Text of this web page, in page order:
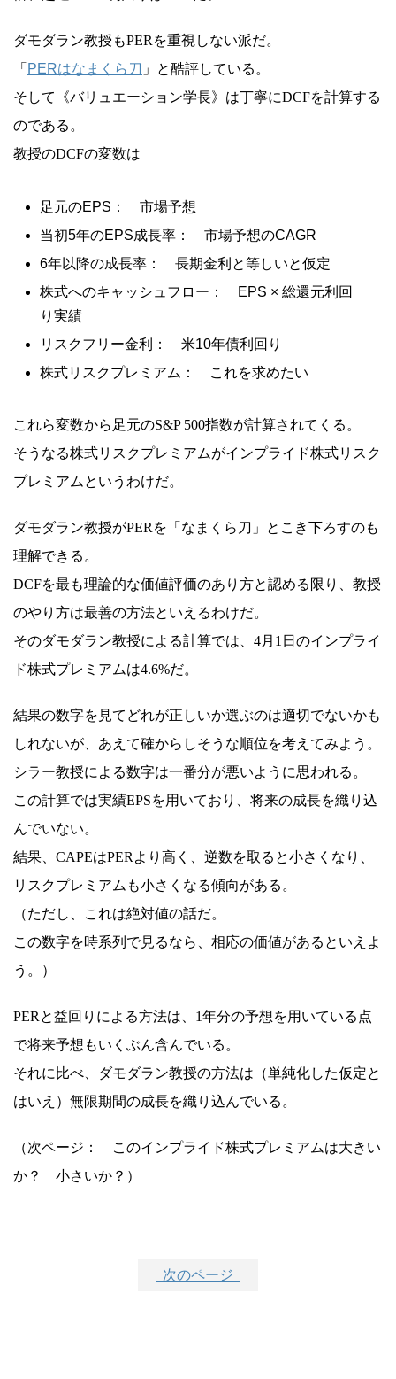
ダモダラン教授もPERを重視しない派だ。
「 PERはなまくら刀 」と酷評している。
そして《バリュエーション学長》は丁寧にDCFを計算する
のである。
教授のDCFの変数は
足元のEPS： 市場予想
当初5年のEPS成長率： 市場予想のCAGR
6年以降の成長率： 長期金利と等しいと仮定
株式へのキャッシュフロー： EPS × 総還元利回
り実績
リスクフリー金利： 米10年債利回り
株式リスクプレミアム： これを求めたい
これら変数から足元のS&P 500指数が計算されてくる。
そうなる株式リスクプレミアムがインプライド株式リスク
プレミアムというわけだ。
ダモダラン教授がPERを「なまくら刀」とこき下ろすのも
理解できる。
DCFを最も理論的な価値評価のあり方と認める限り、教授
のやり方は最善の方法といえるわけだ。
そのダモダラン教授による計算では、4月1日のインプライ
ド株式プレミアムは4.6%だ。
結果の数字を見てどれが正しいか選ぶのは適切でないかも
しれないが、あえて確からしそうな順位を考えてみよう。
シラー教授による数字は一番分が悪いように思われる。
この計算では実績EPSを用いており、将来の成長を織り込
んでいない。
結果、CAPEはPERより高く、逆数を取ると小さくなり、
リスクプレミアムも小さくなる傾向がある。
（ただし、これは絶対値の話だ。
この数字を時系列で見るなら、相応の価値があるといえよ
う。）
PERと益回りによる方法は、1年分の予想を用いている点
で将来予想もいくぶん含んでいる。
それに比べ、ダモダラン教授の方法は（単純化した仮定と
はいえ）無限期間の成長を織り込んでいる。
（次ページ： このインプライド株式プレミアムは大きい
か？ 小さいか？）
次のページ